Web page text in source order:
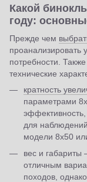
Какой
году:
Прежде чем
проанализировать
потребности.
технические
кратность
параметрами
для
модели 8x50
вес и габариты
отличным
походов,